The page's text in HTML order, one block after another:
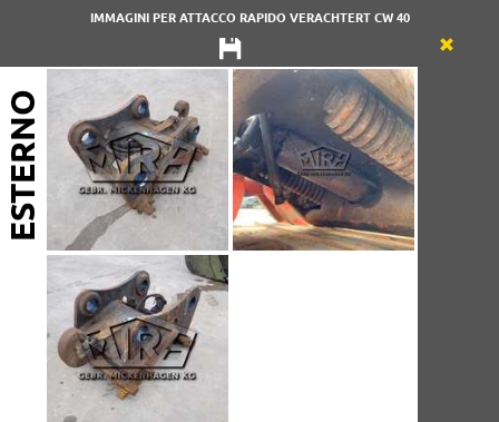
IMMAGINI PER ATTACCO RAPIDO VERACHTERT CW 40
ESTERNO